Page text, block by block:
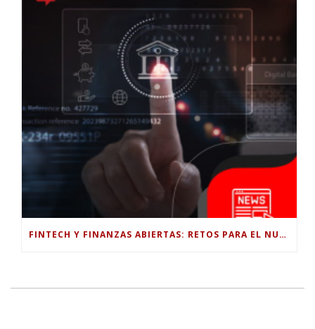
FINTECH Y FINANZAS ABIERTAS: RETOS PARA EL NUEVO GOBIERNO COLOMBIANO